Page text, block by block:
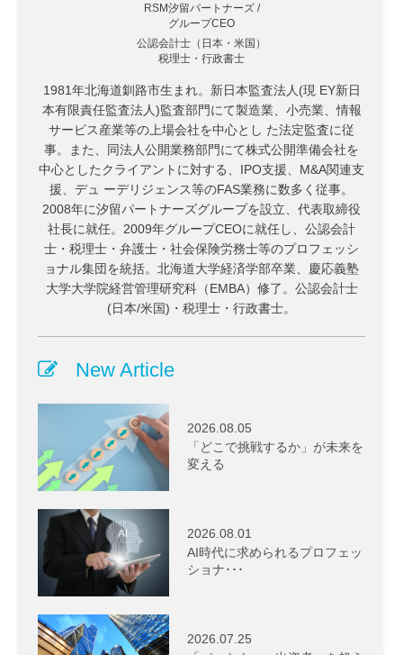
RSM汐留パートナーズ /
グループCEO
公認会計士（日本・米国）
税理士・行政書士
1981年北海道釧路市生まれ。新日本監査法人(現 EY新日
本有限責任監査法人)監査部門にて製造業、小売業、情報
サービス産業等の上場会社を中心とし た法定監査に従
事。また、同法人公開業務部門にて株式公開準備会社を
中心としたクライアントに対する、IPO支援、M&A関連支
援、デュ ーデリジェンス等のFAS業務に数多く従事。
2008年に汐留パートナーズグループを設立、代表取締役
社長に就任。2009年グループCEOに就任し、公認会計
士・税理士・弁護士・社会保険労務士等のプロフェッシ
ョナル集団を統括。北海道大学経済学部卒業、慶応義塾
大学大学院経営管理研究科（EMBA）修了。公認会計士
(日本/米国)・税理士・行政書士。
New Article
2026.08.05
「どこで挑戦するか」が未来を
変える
2026.08.01
AI時代に求められるプロフェッ
ショナ･･･
2026.07.25